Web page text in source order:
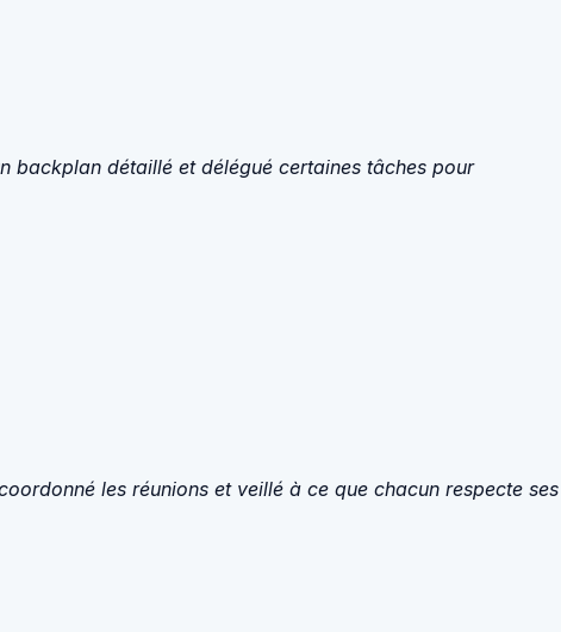
backplan détaillé et délégué certaines tâches pour
les réunions et veillé à ce que chacun respecte ses